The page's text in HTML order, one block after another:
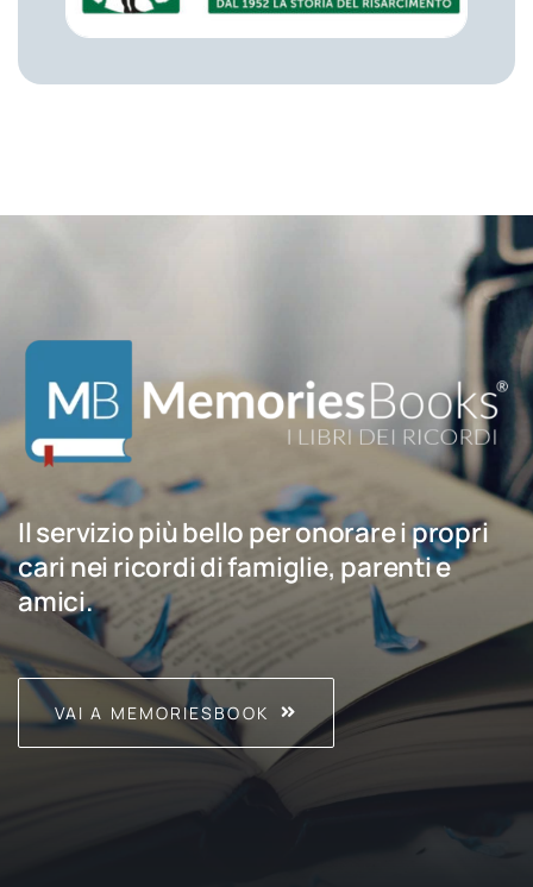
Il servizio più bello per onorare i propri
cari nei ricordi di famiglie, parenti e
amici.
VAI A MEMORIESBOOK